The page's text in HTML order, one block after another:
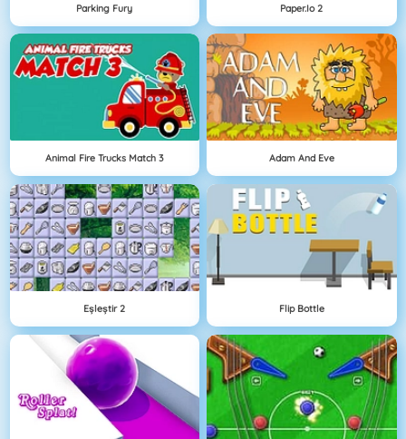
Parking Fury Paper.io 2
Animal Fire Trucks Match 3 Adam And Eve
Eşleştir 2 Flip Bottle